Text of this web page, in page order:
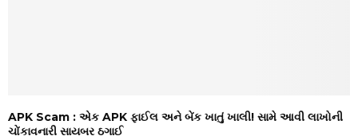
APK Scam : એક APK ફાઈલ અને બેંક ખાતું ખાલી! સામે આવી લાખોની
ચોંકાવનારી સાયબર ઠગાઈ